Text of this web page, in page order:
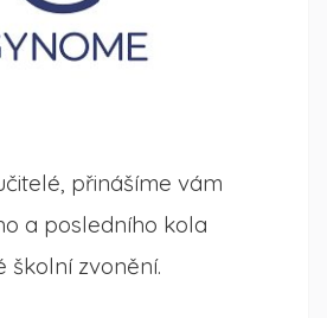
přinášíme vám
a posledního kola
školní zvonění.